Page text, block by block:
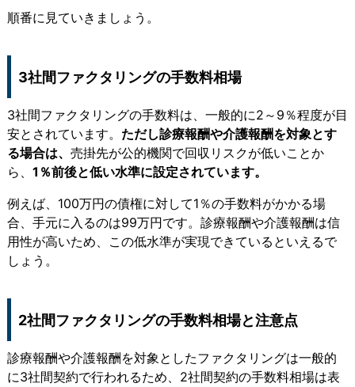
順番に見ていきましょう。
3社間ファクタリングの手数料相場
3社間ファクタリングの手数料は、一般的に2～9％程度が目
安とされています。 ただし診療報酬や介護報酬を対象とす
る場合は、 売掛先が公的機関で回収リスクが低いことか
ら、 1％前後と低い水準に設定されています。
例えば、100万円の債権に対して1％の手数料がかかる場
合、手元に入るのは99万円です。診療報酬や介護報酬は信
用性が高いため、この低水準が実現できているといえるで
しょう。
2社間ファクタリングの手数料相場と注意点
診療報酬や介護報酬を対象としたファクタリングは一般的
に3社間契約で行われるため、2社間契約の手数料相場は表